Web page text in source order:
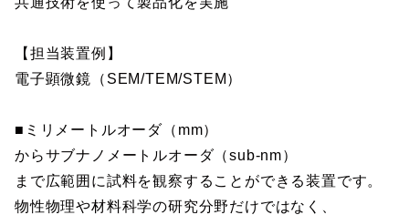
【担当装置例】
電子顕微鏡（SEM/TEM/STEM）
■ミリメートルオーダ（mm）
からサブナノメートルオーダ（sub-nm）
まで広範囲に試料を観察することができる装置です。
物性物理や材料科学の研究分野だけではなく、